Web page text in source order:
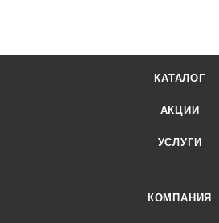
КАТАЛОГ
АКЦИИ
УСЛУГИ
КОМПАНИЯ